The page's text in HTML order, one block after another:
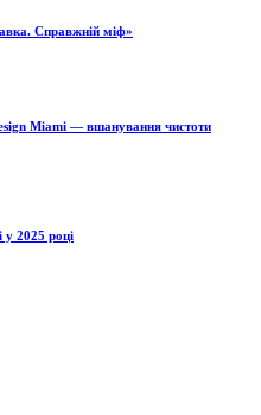
Справжній міф»
Miami — вшанування чистоти
у 2025 році